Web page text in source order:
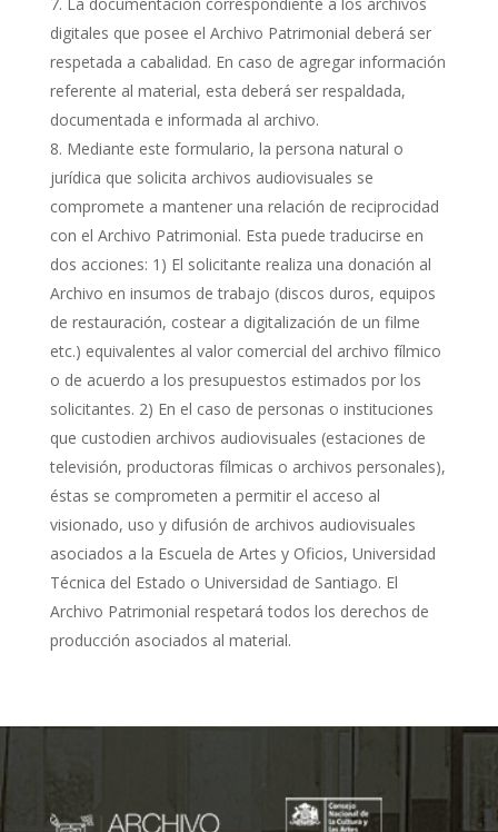
La documentación correspondiente a los archivos
digitales que posee el Archivo Patrimonial deberá ser
respetada a cabalidad. En caso de agregar información
referente al material, esta deberá ser respaldada,
documentada e informada al archivo.
Mediante este formulario, la persona natural o
jurídica que solicita archivos audiovisuales se
compromete a mantener una relación de reciprocidad
con el Archivo Patrimonial. Esta puede traducirse en
dos acciones: 1) El solicitante realiza una donación al
Archivo en insumos de trabajo (discos duros, equipos
de restauración, costear a digitalización de un filme
etc.) equivalentes al valor comercial del archivo fílmico
o de acuerdo a los presupuestos estimados por los
solicitantes. 2) En el caso de personas o instituciones
que custodien archivos audiovisuales (estaciones de
televisión, productoras fílmicas o archivos personales),
éstas se comprometen a permitir el acceso al
visionado, uso y difusión de archivos audiovisuales
asociados a la Escuela de Artes y Oficios, Universidad
Técnica del Estado o Universidad de Santiago. El
Archivo Patrimonial respetará todos los derechos de
producción asociados al material.